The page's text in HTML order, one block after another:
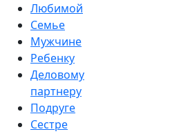
Любимой
Семье
Мужчине
Ребенку
Деловому
партнеру
Подруге
Сестре